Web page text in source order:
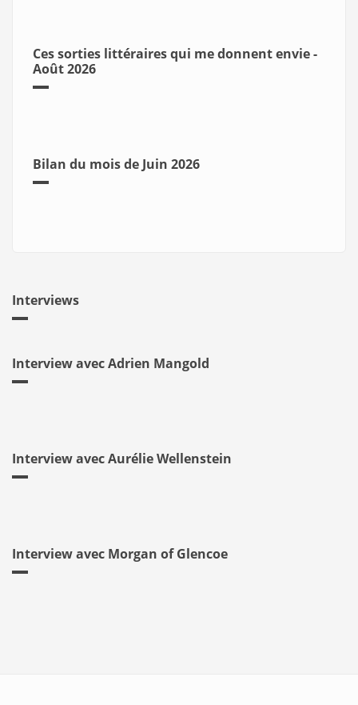
Ces sorties littéraires qui me donnent envie -
Août 2026
Bilan du mois de Juin 2026
Interviews
Interview avec Adrien Mangold
Interview avec Aurélie Wellenstein
Interview avec Morgan of Glencoe